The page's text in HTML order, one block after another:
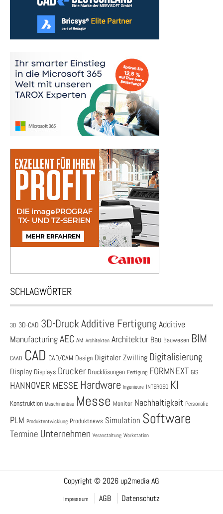
SCHLAGWÖRTER
3D 3D-CAD 3D-DruckAdditive Fertigung Additive
ManufacturingAEC AM Architekten Architektur Bau Bauwesen BIM
CAAD CAD CAD/CAM Design Digitaler Zwilling Digitalisierung
Display Displays Drucker Drucklösungen Fertigung FORMNEXT GIS
HANNOVER MESSE Hardware Ingenieure INTERGEO KI
Konstruktion Maschinenbau Messe Monitor Nachhaltigkeit Personalie
PLM Produktentwicklung Produktnews Simulation Software
Termine Unternehmen Veranstaltung Workstation
Copyright © 2026 up2media AG
Impressum AGB Datenschutz